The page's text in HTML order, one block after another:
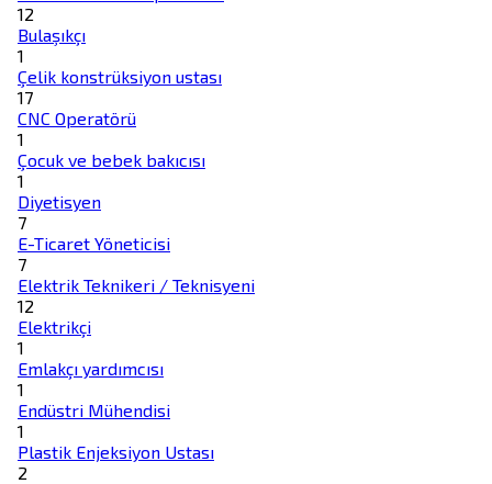
12
Bulaşıkçı
1
Çelik konstrüksiyon ustası
17
CNC Operatörü
1
Çocuk ve bebek bakıcısı
1
Diyetisyen
7
E-Ticaret Yöneticisi
7
Elektrik Teknikeri / Teknisyeni
12
Elektrikçi
1
Emlakçı yardımcısı
1
Endüstri Mühendisi
1
Plastik Enjeksiyon Ustası
2